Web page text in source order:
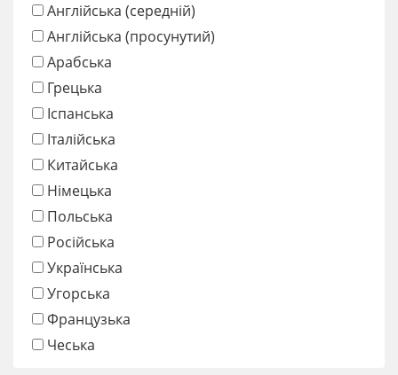
Англійська (середній)
Англійська (просунутий)
Арабська
Грецька
Іспанська
Італійська
Китайська
Німецька
Польська
Російська
Українська
Угорська
Французька
Чеська